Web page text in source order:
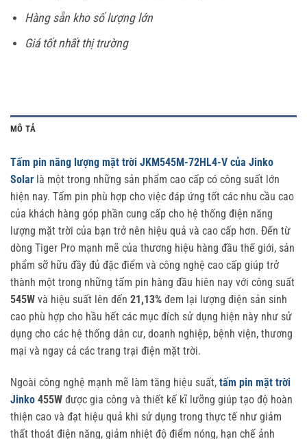
Hàng sẵn kho số lượng lớn
Giá tốt nhất thị trường
MÔ TẢ
Tấm pin năng lượng mặt trời JKM545M-72HL4-V của Jinko
Solar là một trong những sản phẩm cao cấp có công suất lớn
hiện nay. Tấm pin phù hợp cho việc đáp ứng tốt các nhu cầu cao
của khách hàng góp phần cung cấp cho hệ thống điện năng
lượng mặt trời của bạn trở nên hiệu quả và cao cấp hơn. Đến từ
dòng Tiger Pro mạnh mẽ của thương hiệu hàng đầu thế giới, sản
phẩm sỡ hữu đầy đủ đặc điểm và công nghệ cao cấp giúp trở
thành một trong những tấm pin hàng đầu hiên nay với công suất
545W và hiệu suất lên đến 21,13% đem lại lượng điện sản sinh
cao phù hợp cho hầu hết các mục đích sử dụng hiện này như sử
dụng cho các hệ thống dân cư, doanh nghiệp, bệnh viện, thương
mại và ngay cả các trang trại điện mặt trời.
Ngoài công nghệ mạnh mẽ làm tăng hiệu suất, tấm pin mặt trời
Jinko 455W được gia công và thiết kế kĩ lưỡng giúp tạo độ hoàn
thiện cao và đạt hiệu quả khi sử dụng trong thực tế như giảm
thất thoát điện năng, giảm nhiệt độ điểm nóng, hạn chế ảnh